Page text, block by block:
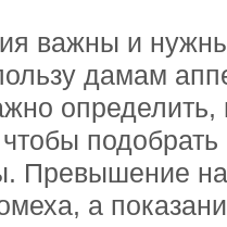
важны и
дамам
определить,
подобрать
Превышение
а